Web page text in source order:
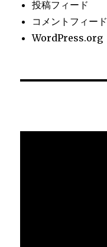
投稿フィード
コメントフィード
WordPress.org